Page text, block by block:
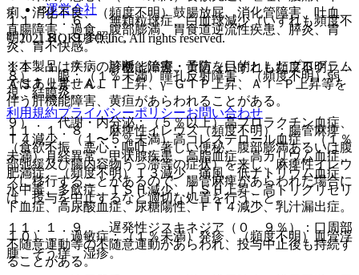
痢、消化不良、（頻度不明）鼓腸放屁、消化管障害、吐血、
直腸障害、過食、腹部膨満、胃食道逆流性疾患、膵炎、胃
炎、胃不快感。
８）． 眼：（１％未満）瞳孔反射障害、（頻度不明）弱
視、結膜炎。
９）． 代謝・内分泌：（５％以上）高プロラクチン血症、
Ｔ４減少、（１〜５％未満）高コレステロール血症、（１％
未満）月経異常、甲状腺疾患、高脂血症、高カリウム血症、
肥満症、（頻度不明）Ｔ３減少、痛風、低ナトリウム血症、
水中毒、多飲症、ＴＳＨ減少、ＴＳＨ上昇、高トリグリセリ
ド血症、高尿酸血症、尿糖陽性、ＦＴ４減少、乳汁漏出症。
１０）． 過敏症：（１％未満）発疹、（頻度不明）血管浮
腫、そう痒、湿疹。
１１．１．６． 無顆粒球症、白血球減少（いずれも頻度不
明）〔８．９参照〕。
１１．１．７． 肝機能障害、黄疸（いずれも頻度不明）：
ＡＳＴ上昇、ＡＬＴ上昇、γ−ＧＴＰ上昇、Ａｌ−Ｐ上昇等を
伴う肝機能障害、黄疸があらわれることがある。
１１．１．８． 麻痺性イレウス（頻度不明）：腸管麻痺
（食欲不振、悪心・嘔吐、著しい便秘、腹部膨満あるいは腹
部弛緩及び腸内容物うっ滞等の症状）を来し、麻痺性イレウ
スに移行することがあるので、腸管麻痺があらわれた場合に
は、投与を中止するなど適切な処置を行うこと。
１１．１．９． 遅発性ジスキネジア（０．９％）：口周部
不随意運動等の不随意運動があらわれ、投与中止後も持続す
ることがある。
運営会社
© 2021 HOKUTO Inc. All rights reserved.
※本製品は疾病の診断・治療・予防を目的としたプログラム
ではありません。
利用規約プライバシーポリシーお問い合わせ